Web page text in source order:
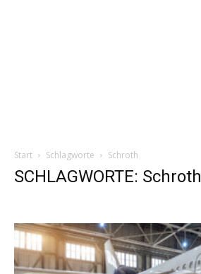
Start Schlagworte Schroth
SCHLAGWORTE: Schroth